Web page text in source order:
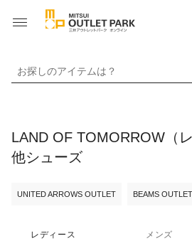
お探しのアイテムは？
LAND OF TOMORROW（
他シューズ
UNITED ARROWS OUTLET BEAMS OUTLET
レディース メンズ